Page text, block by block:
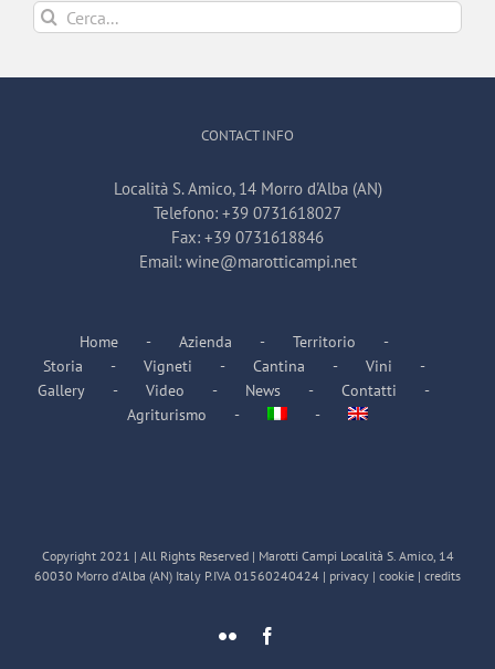
Cerca
per:
CONTACT INFO
Località S. Amico, 14 Morro d'Alba (AN)
Telefono: +39 0731618027
Fax: +39 0731618846
Email: wine@marotticampi.net
Home Azienda
Territorio
Storia
Vigneti Cantina
Vini
Gallery
Video News
Contatti
Agriturismo
Copyright 2021 | All Rights Reserved | Marotti Campi Località S. Amico, 14
60030 Morro d'Alba (AN) Italy P.IVA 01560240424 | privacy | cookie | credits
Flickr